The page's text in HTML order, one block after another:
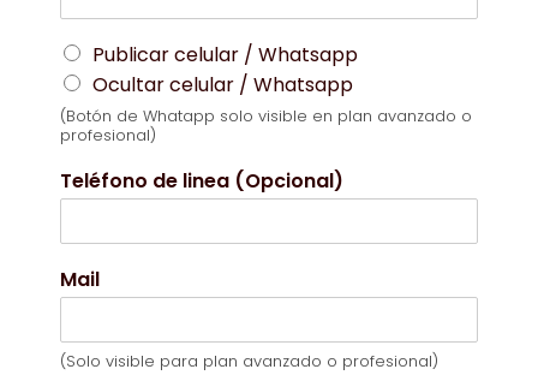
Publicar celular / Whatsapp
Ocultar celular / Whatsapp
(Botón de Whatapp solo visible en plan avanzado o
profesional)
Teléfono de linea (Opcional)
Mail
(Solo visible para plan avanzado o profesional)